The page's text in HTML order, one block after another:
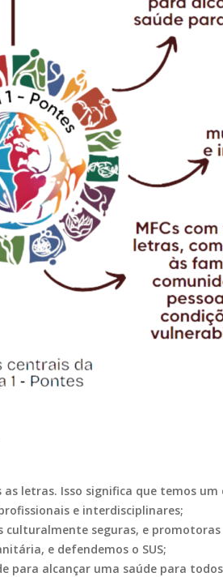
letras. Isso significa que temos
e interdisciplinares;
culturalmente seguras, e
e defendemos o SUS;
para alcançar uma saúde para